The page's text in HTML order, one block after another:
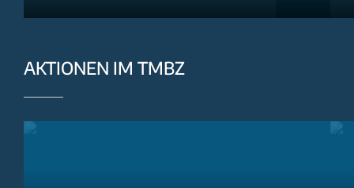
AKTIONEN IM TMBZ